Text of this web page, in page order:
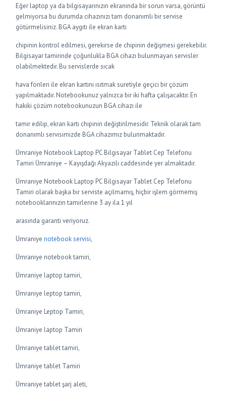
Eğer laptop ya da bilgisayarınızın ekranında bir sorun varsa, görüntü
gelmiyorsa bu durumda cihazınızı tam donanımlı bir servise
götürmelisiniz. BGA aygıtı ile ekran kartı
chipinin kontrol edilmesi, gerekirse de chipinin değişmesi gerekebilir.
Bilgisayar tamirinde çoğunlukla BGA cihazı bulunmayan servisler
olabilmektedir. Bu servislerde sıcak
hava fönleri ile ekran kartını ısıtmak suretiyle geçici bir çözüm
yapılmaktadır. Notebookunuz yalnızca bir iki hafta çalışacaktır. En
hakiki çözüm notebookunuzun BGA cihazı ile
tamir edilip, ekran kartı chipinin değiştirilmesidir. Teknik olarak tam
donanımlı servisimizde BGA cihazımız bulunmaktadır.
Ümraniye Notebook Laptop PC Bilgisayar Tablet Cep Telefonu
Tamiri Ümraniye – Kayışdağı Akyazılı caddesinde yer almaktadır.
Ümraniye Notebook Laptop PC Bilgisayar Tablet Cep Telefonu
Tamiri olarak başka bir serviste açılmamış, hiçbir işlem görmemiş
notebooklarınızın tamirlerine 3 ay ila 1 yıl
arasında garanti veriyoruz.
Ümraniyenotebook servisi,
Ümraniye notebook tamiri,
Ümraniye laptop tamiri,
Ümraniye leptop tamiri,
Ümraniye Leptop Tamiri,
Ümraniye laptop Tamiri
Ümraniye tablet tamiri,
Ümraniye tablet Tamiri
Ümraniye tablet şarj aleti,